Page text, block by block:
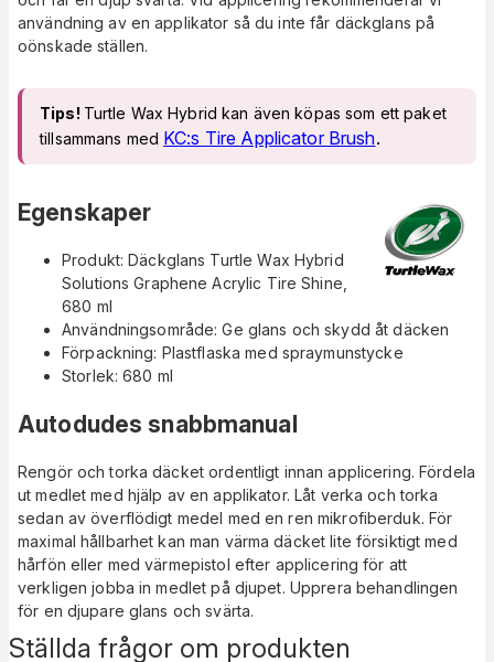
Ställda frågor om produkten
användning av en applikator så du inte får däckglans på
oönskade ställen.
Tips! Turtle Wax Hybrid kan även köpas som ett paket
tillsammans med KC:s Tire Applicator Brush.
Egenskaper
Produkt: Däckglans Turtle Wax Hybrid
Solutions Graphene Acrylic Tire Shine,
680 ml
Användningsområde: Ge glans och skydd åt däcken
Förpackning: Plastflaska med spraymunstycke
Storlek: 680 ml
Autodudes snabbmanual
Rengör och torka däcket ordentligt innan applicering. Fördela
ut medlet med hjälp av en applikator. Låt verka och torka
sedan av överflödigt medel med en ren mikrofiberduk. För
maximal hållbarhet kan man värma däcket lite försiktigt med
hårfön eller med värmepistol efter applicering för att
verkligen jobba in medlet på djupet. Upprera behandlingen
för en djupare glans och svärta.